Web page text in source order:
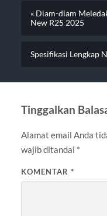
« Diam-diam
New R25 2025
Spesifikasi Lengkap
Tinggalkan
Alamat email Anda
wajib ditandai *
KOMENTAR *